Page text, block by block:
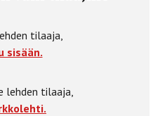
tilaaja,
sisään.
lehden tilaaja,